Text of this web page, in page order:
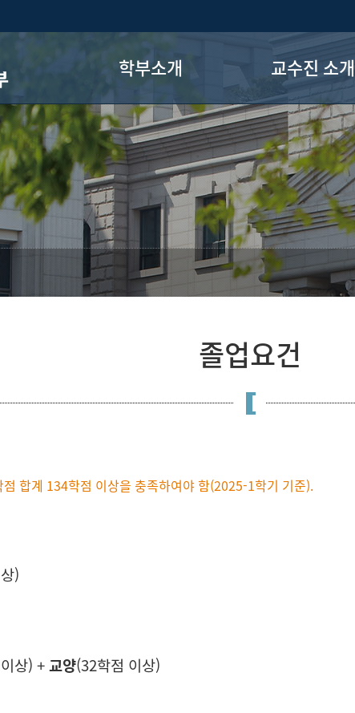
학부소개
전공소개
졸업 후 진로
오시는 길
교수진 소개
교수진
졸업요건
합계 134학점 이상을 충족하여야 함(2025-1학기 기준).
)
상) +교양(32학점 이상)